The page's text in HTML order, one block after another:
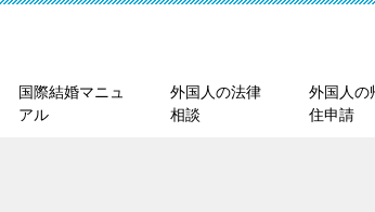
国際結婚マニュ
アル
外国人の法律
相談
外国人の
住申請